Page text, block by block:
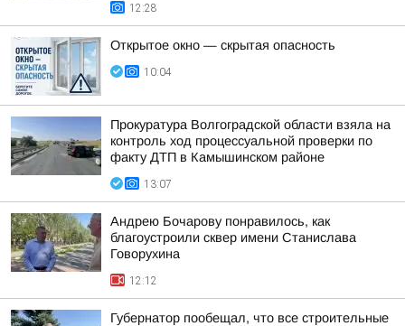
12:28
Открытое окно — скрытая опасность
10:04
Прокуратура Волгоградской области взяла на
контроль ход процессуальной проверки по
факту ДТП в Камышинском районе
13:07
Андрею Бочарову понравилось, как
благоустроили сквер имени Станислава
Говорухина
12:12
Губернатор пообещал, что все строительные